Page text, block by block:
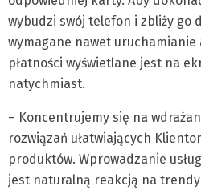
wybudzi swój telefon i zbliży go
wymagane nawet
płatności wyświetlane jest na
natychmiast.
– Koncentrujemy się na
rozwiązań ułatwiających
produktów. Wprowadzanie
jest naturalną reakcją na